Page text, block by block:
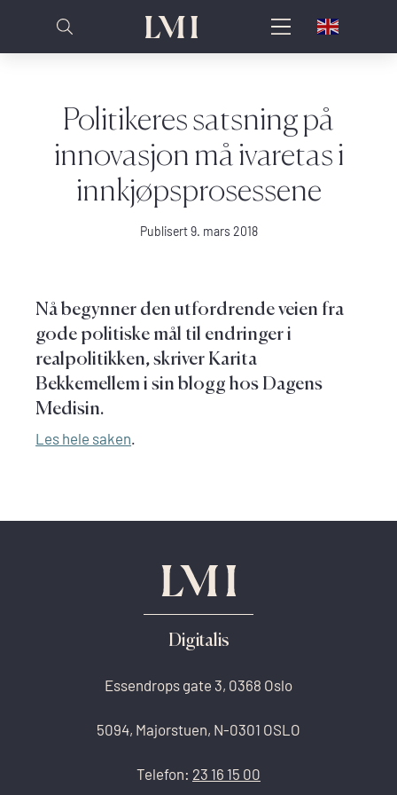
Politikeres satsning på
innovasjon må ivaretas i
innkjøpsprosessene
Publisert 9. mars 2018
Nå begynner den utfordrende veien fra
gode politiske mål til endringer i
realpolitikken, skriver Karita
Bekkemellem i sin blogg hos Dagens
Medisin.
Les hele saken.
Digitalis
Essendrops gate 3, 0368 Oslo
5094, Majorstuen, N-0301 OSLO
Telefon: 23 16 15 00